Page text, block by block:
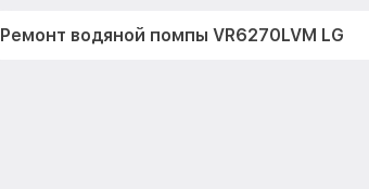
Ремонт водяной помпы VR6270LVM LG